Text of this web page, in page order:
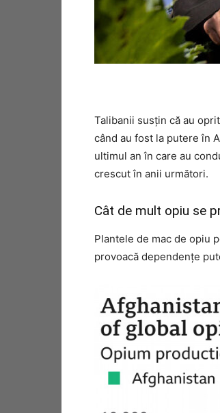
Talibanii susțin că au
când au fost la putere în
ultimul an în care au
crescut în anii următori.
Cât de mult opiu se
Plantele de mac de opiu
provoacă dependențe